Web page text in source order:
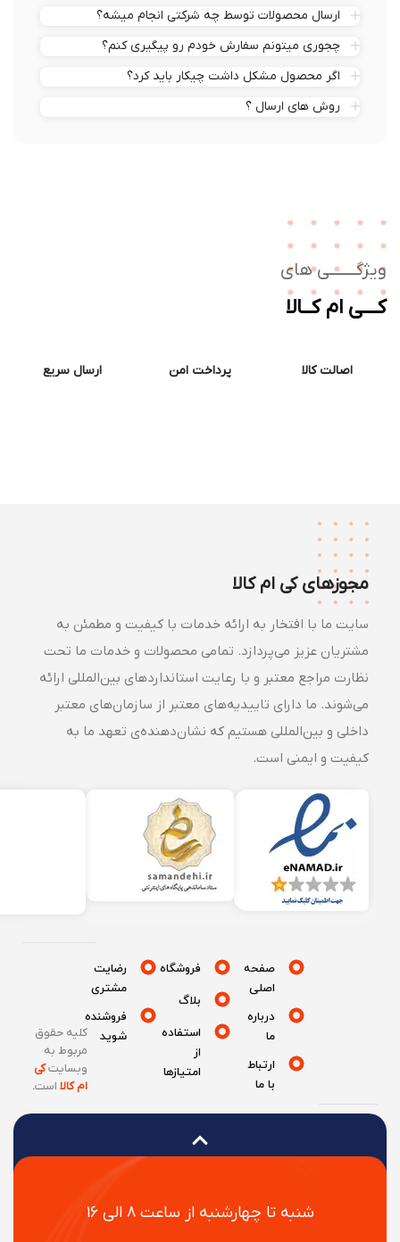
ارسال محصولات توسط چه شرکتی انجام میشه؟
چجوری میتونم سفارش خودم رو پیگیری کنم؟
اگر محصول مشکل داشت چیکار باید کرد؟
روش های ارسال ؟
های
ام کــالا
اصالت کالا پرداخت امن ارسال سریع
مجوزهای کی ام کالا
سایت ما با افتخار به ارائه خدمات با کیفیت و مطمئن به
مشتریان عزیز می‌پردازد. تمامی محصولات و خدمات ما تحت
نظارت مراجع معتبر و با رعایت استانداردهای بین‌المللی ارائه
می‌شوند. ما دارای تاییدیه‌های معتبر از سازمان‌های معتبر
داخلی و بین‌المللی هستیم که نشان‌دهنده‌ی تعهد ما به
کیفیت و ایمنی است.
شنبه تا چهارشنبه از ساعت ۸ الی ۱۶
صفحه
درباره
ارتباط
فروشگاه
بلاگ
استفاده
امتیازها
رضایت
مشتری
فروشنده
شوید
کلیه حقوق
مربوط به
وبسایتکی
ام کالااست.